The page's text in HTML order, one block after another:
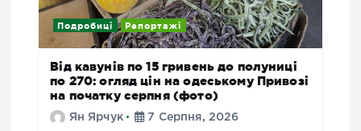
Подробиці Репортажі
Від кавунів по 15 гривень до полуниці
по 270: огляд цін на одеському Привозі
на початку серпня (фото)
Ян Ярчук 7 Серпня, 2026